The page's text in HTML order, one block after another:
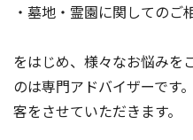
・墓地・霊園に関してのご
をはじめ、様々なお悩みを
のは専門アドバイザーです
客をさせていただきます。